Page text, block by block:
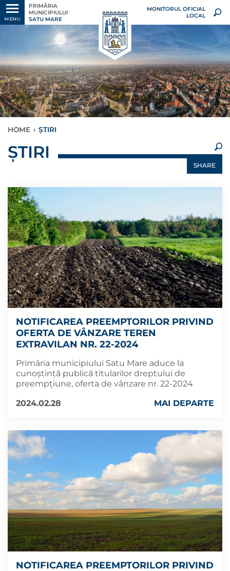
MENU
PRIMĂRIA
MUNICIPIULUI
SATU MARE
MONITORUL OFICIAL
LOCAL
HOME › ȘTIRI
×
ȘTIRI
SHARE
NOTIFICAREA PREEMPTORILOR PRIVIND
OFERTA DE VÂNZARE TEREN
EXTRAVILAN NR. 22-2024
Primăria municipiului Satu Mare aduce la
cunoștință publică titularilor dreptului de
preempțiune, oferta de vânzare nr. 22-2024
2024.02.28
MAI DEPARTE
NOTIFICAREA PREEMPTORILOR PRIVIND